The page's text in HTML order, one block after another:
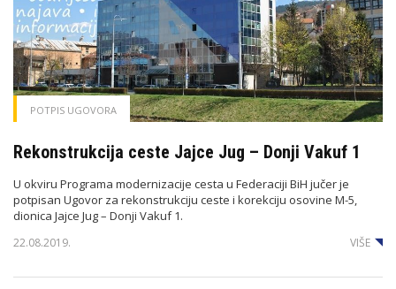
POTPIS UGOVORA
Rekonstrukcija ceste Jajce Jug – Donji Vakuf 1
U okviru Programa modernizacije cesta u Federaciji BiH jučer je
potpisan Ugovor za rekonstrukciju ceste i korekciju osovine M-5,
dionica Jajce Jug – Donji Vakuf 1.
22.08.2019. VIŠE